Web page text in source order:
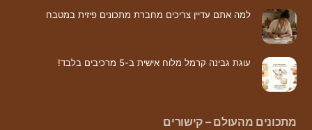
למה אתם עדיין צריכים מחברת מתכונים פיזית במטבח
עוגת גבינה קרמל מלוח אישית ב-5 מרכיבים בלבד!
מתכונים מהעולם – קישורים